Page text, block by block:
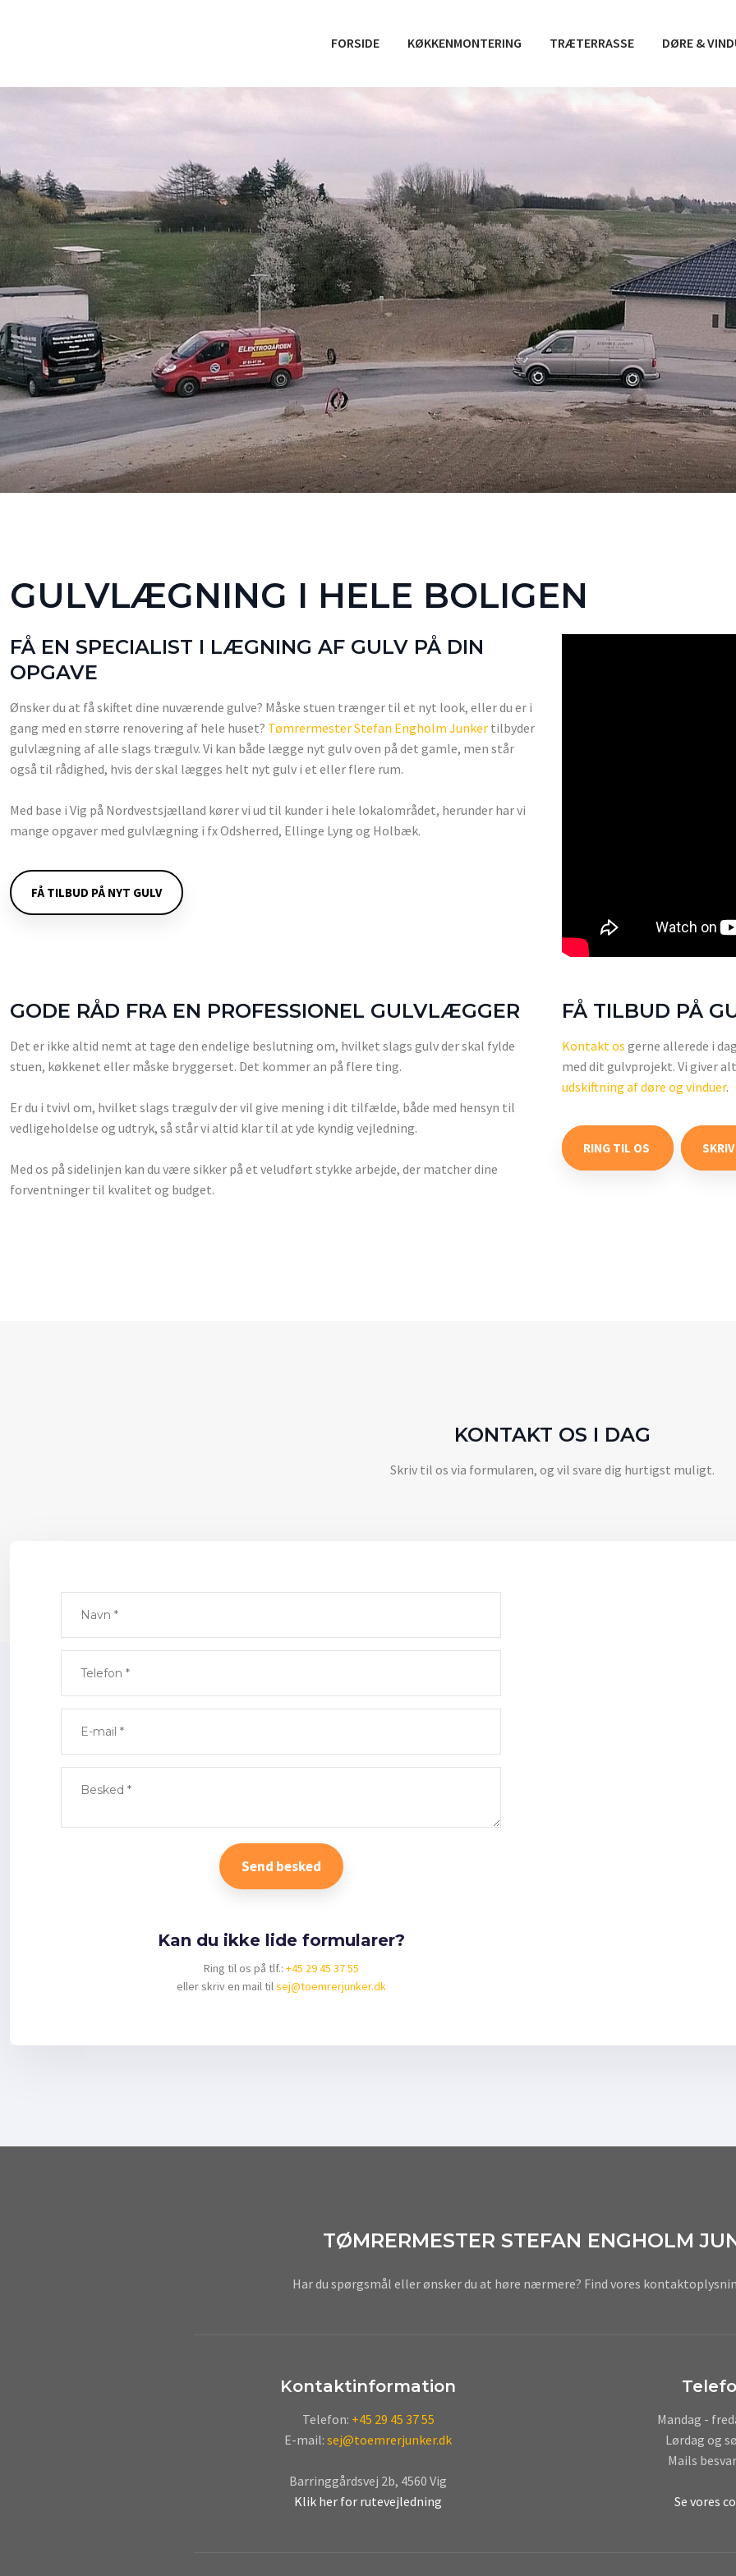
FORSIDE KØKKENMONTERING TRÆTERRASSE DØRE &
GULVLÆGNING I HELE BOLIGEN
FÅ EN SPECIALIST I LÆGNING AF GULV PÅ DIN
OPGAVE
Ønsker du at få skiftet dine nuværende gulve? Måske stuen trænger til et nyt look, eller du er i
gang med en større renovering af hele huset? Tømrermester Stefan Engholm Junker tilbyder
gulvlægning af alle slags trægulv. Vi kan både lægge nyt gulv oven på det gamle, men står
også til rådighed, hvis der skal lægges helt nyt gulv i et eller flere rum.
Med base i Vig på Nordvestsjælland kører vi ud til kunder i hele lokalområdet, herunder har vi
mange opgaver med gulvlægning i fx Odsherred, Ellinge Lyng og Holbæk.
FÅ TILBUD PÅ NYT GULV
GODE RÅD FRA EN PROFESSIONEL GULVLÆGGER
Det er ikke altid nemt at tage den endelige beslutning om, hvilket slags gulv der skal fylde
stuen, køkkenet eller måske bryggerset. Det kommer an på flere ting.
Er du i tvivl om, hvilket slags trægulv der vil give mening i dit tilfælde, både med hensyn til
vedligeholdelse og udtryk, så står vi altid klar til at yde kyndig vejledning.
Med os på sidelinjen kan du være sikker på et veludført stykke arbejde, der matcher dine
forventninger til kvalitet og budget.
FÅ TILBUD PÅ
Kontakt os gerne allerede i
med dit gulvprojekt. Vi giver
udskiftning af døre og vinduer.
RING TIL OS ​
KONTAKT OS I DAG
Skriv til os via formularen, og vil svare dig hurtigst muligt.
​Kan du ikke lide formularer?
Ring til os på tlf.: +45 29 45 37 55
​eller skriv en mail tilsej@toemrerjunker.dk​
TØMRERMESTER STEFAN ENGHOLM
​Har du spørgsmål eller ønsker du at høre nærmere? Find vores
Kontaktinformation
Telefon: +45 29 45 37 55
E-mail: sej@toemrerjunker.dk​
Barringgårdsvej 2b, 4560 Vig
Klik her for rutevejledning
Mandag -
Lørdag og
Mails
Se vores